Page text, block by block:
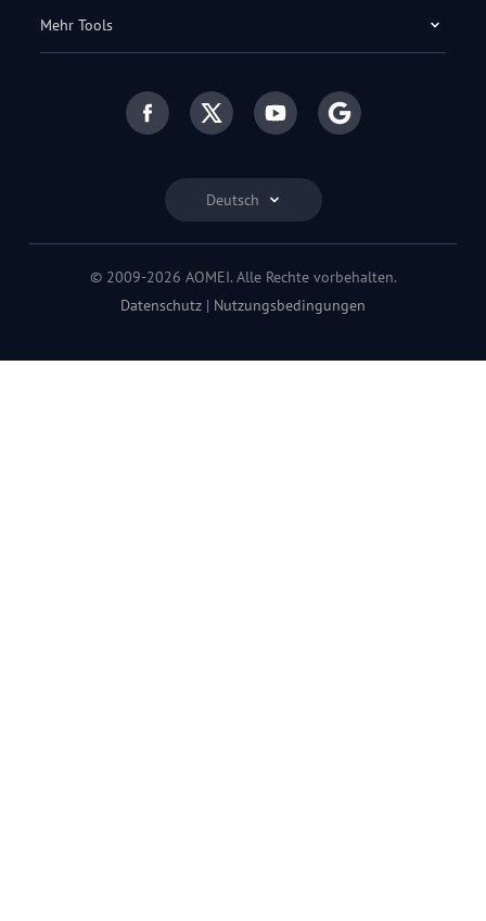
Deutsch
Mehr Tools
© 2009-2026 AOMEI. Alle Rechte vorbehalten.
Datenschutz | Nutzungsbedingungen